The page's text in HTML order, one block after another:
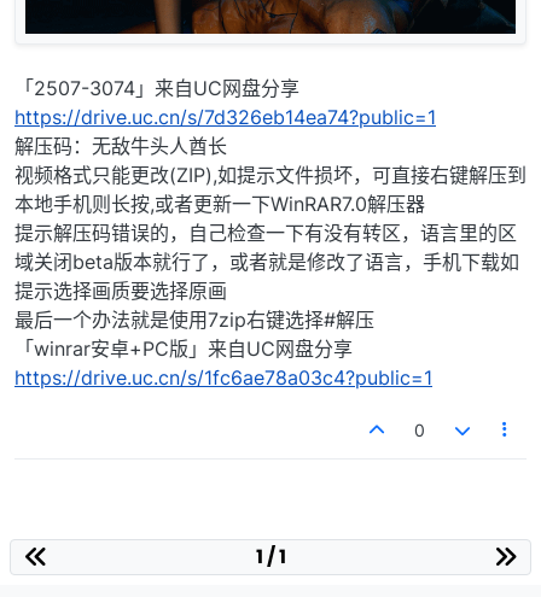
「2507-3074」来自UC网盘分享
https://drive.uc.cn/s/7d326eb14ea74?public=1
解压码：无敌牛头人酋长
视频格式只能更改(ZIP),如提示文件损坏，可直接右键解压到
本地手机则长按,或者更新一下WinRAR7.0解压器
提示解压码错误的，自己检查一下有没有转区，语言里的区
域关闭beta版本就行了，或者就是修改了语言，手机下载如
提示选择画质要选择原画
最后一个办法就是使用7zip右键选择#解压
「winrar安卓+PC版」来自UC网盘分享
https://drive.uc.cn/s/1fc6ae78a03c4?public=1
0
1 / 1